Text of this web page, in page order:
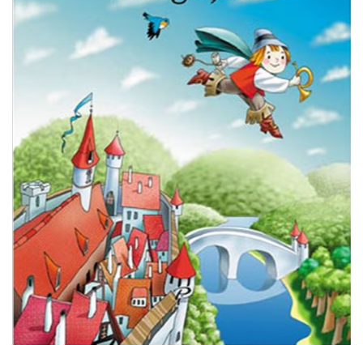
Carioci
Ascutițori
Mine și rezerve
Cretă școlară și creativă
Accesorii școlare
Coperți caiete si cărți
Etichete școlare
Carnete pentru elevi
Lupe și articole educative
Foarfece școlare
Globuri pământești
Cutii sandwich și caserole
Umbrele pentru copii
Termosuri